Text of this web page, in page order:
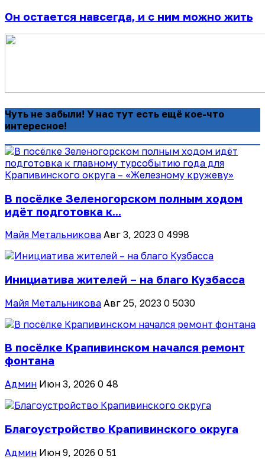
Он остается навсегда, и с ним можно жить
Чуть не забыли! У нас тут есть ещё кое-что
интересное!
В посёлке Зеленогорском полным ходом
идёт подготовка к...
Майя Метальникова Авг 3, 2023 0 4998
Инициатива жителей – на благо Кузбасса
Майя Метальникова Авг 25, 2023 0 5030
В посёлке Крапивинском начался ремонт
фонтана
Админ Июн 3, 2026 0 48
Благоустройство Крапивинского округа
Админ Июн 9, 2026 0 51